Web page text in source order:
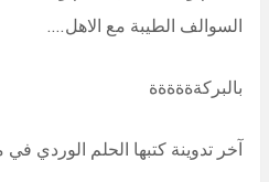
السوالف الطيبة مع الاهل….
بالبركةةةةةة
آخر تدوينة كتبها الحلم الوردي في